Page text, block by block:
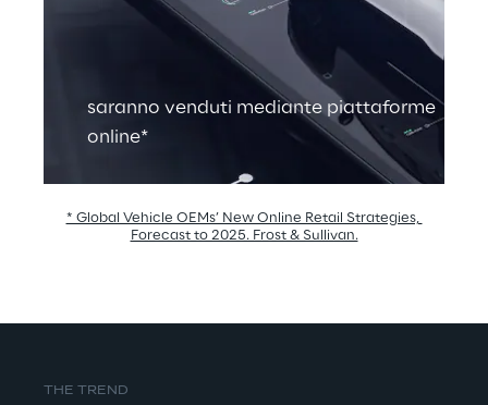
saranno venduti mediante piattaforme
online*
* Global Vehicle OEMs’ New Online Retail Strategies,
Forecast to 2025. Frost & Sullivan.
THE TREND